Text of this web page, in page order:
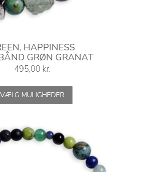
HAPPINESS
GRØN GRANAT
495,00 kr.
VÆLG MULIGHEDER Dette
har
Mulighederne
kan
vælges
på